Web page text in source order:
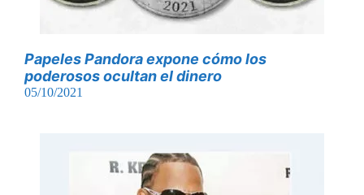
Papeles Pandora expone cómo los
poderosos ocultan el dinero
05/10/2021